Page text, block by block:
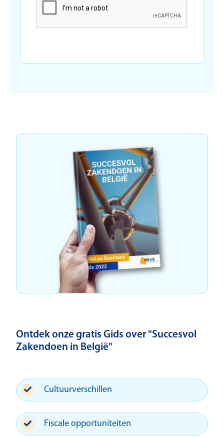
Ontdek onze gratis Gids over "Succesvol
Zakendoen in België"
Cultuurverschillen
Fiscale opportuniteiten